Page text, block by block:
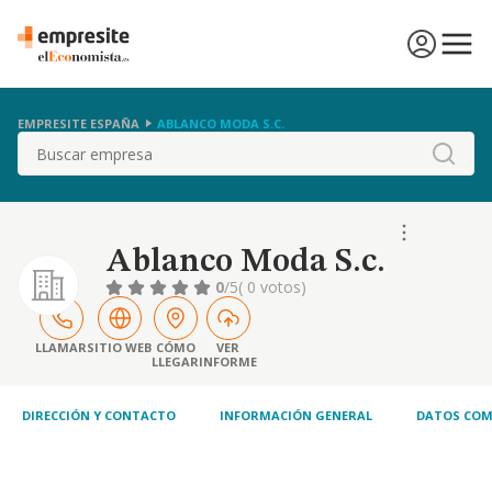
EMPRESITE ESPAÑA ABLANCO MODA S.C.
Buscar
Ablanco Moda S.c.
0/5( 0 votos)
LLAMARSITIO WEB CÓMO
LLEGAR
VER
INFORME
DIRECCIÓN Y CONTACTO INFORMACIÓN GENERAL DATOS